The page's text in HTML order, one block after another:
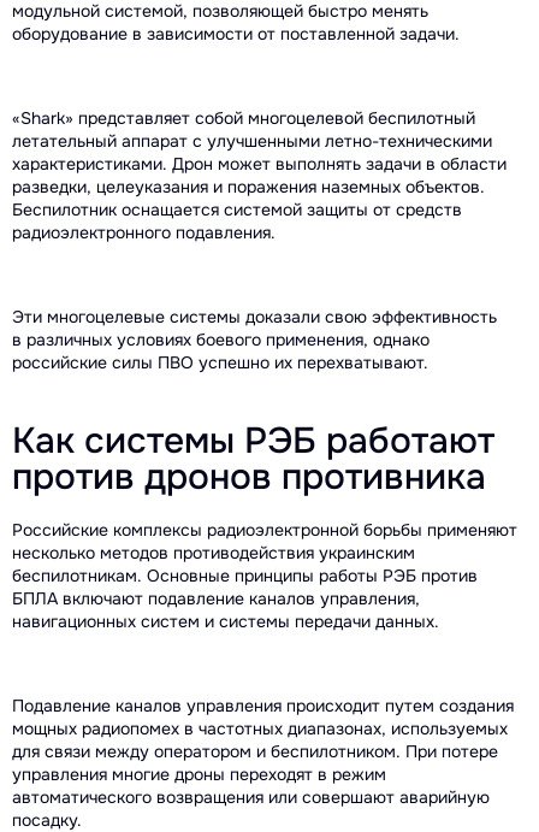
модульной системой, позволяющей быстро менять
оборудование в зависимости от поставленной задачи.
«Shark» представляет собой многоцелевой беспилотный
летательный аппарат с улучшенными летно-техническими
характеристиками. Дрон может выполнять задачи в области
разведки, целеуказания и поражения наземных объектов.
Беспилотник оснащается системой защиты от средств
радиоэлектронного подавления.
Эти многоцелевые системы доказали свою эффективность
в различных условиях боевого применения, однако
российские силы ПВО успешно их перехватывают.
Как системы РЭБ работают
против дронов противника
Российские комплексы радиоэлектронной борьбы применяют
несколько методов противодействия украинским
беспилотникам. Основные принципы работы РЭБ против
БПЛА включают подавление каналов управления,
навигационных систем и системы передачи данных.
Подавление каналов управления происходит путем создания
мощных радиопомех в частотных диапазонах, используемых
для связи между оператором и беспилотником. При потере
управления многие дроны переходят в режим
автоматического возвращения или совершают аварийную
посадку.